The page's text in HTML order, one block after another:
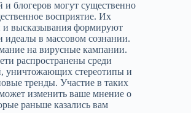
и блогеров могут существенно
восприятие. Их
и высказывания формируют
идеалы в массовом сознании.
на вирусные кампании.
распространены среди
уничтожающих стереотипы и
тренды. Участие в таких
изменить ваше мнение о
раньше казались вам